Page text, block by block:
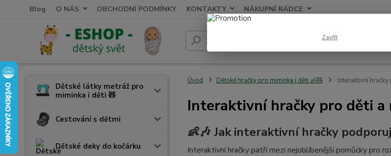
Blog O NÁS OBCHODNÍ PODMÍNKY KONTAKTY NÁKUPNÍ RÁDCE
Hledat
Dětské látky metráž pro
miminka i děti 🧸
Cestování s dětmi
Dětské deky do kočárku
Úvod Dětské hračky pro miminka i děti 👶🧸 Interaktivní
Interaktivní hračky pro děti a
👶🎶 Jak interaktivní hračky
Interaktivní hračky patří mezi nejoblíbenější pomůcky pro
Zavřít